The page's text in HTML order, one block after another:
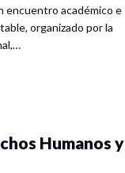
encuentro académico e
organizado por la
Humanos y